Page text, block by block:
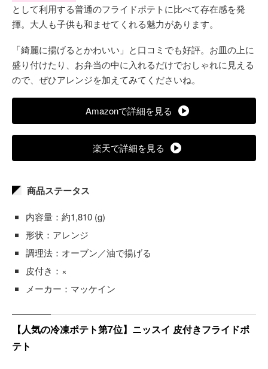
として利用する普通のフライドポテトに比べて存在感を発
揮。大人も子供も和ませてくれる魅力があります。
「綺麗に揚げるとかわいい」と口コミでも好評。お皿の上に
盛り付けたり、お弁当の中に入れるだけでおしゃれに見える
ので、ぜひアレンジを加えてみてくださいね。
Amazonで詳細を見る
楽天で詳細を見る
商品ステータス
内容量：約1,810 (g)
形状：アレンジ
調理法：オーブン／油で揚げる
皮付き：×
メーカー：マッケイン
【人気の冷凍ポテト第7位】ニッスイ 皮付きフライドポ
テト